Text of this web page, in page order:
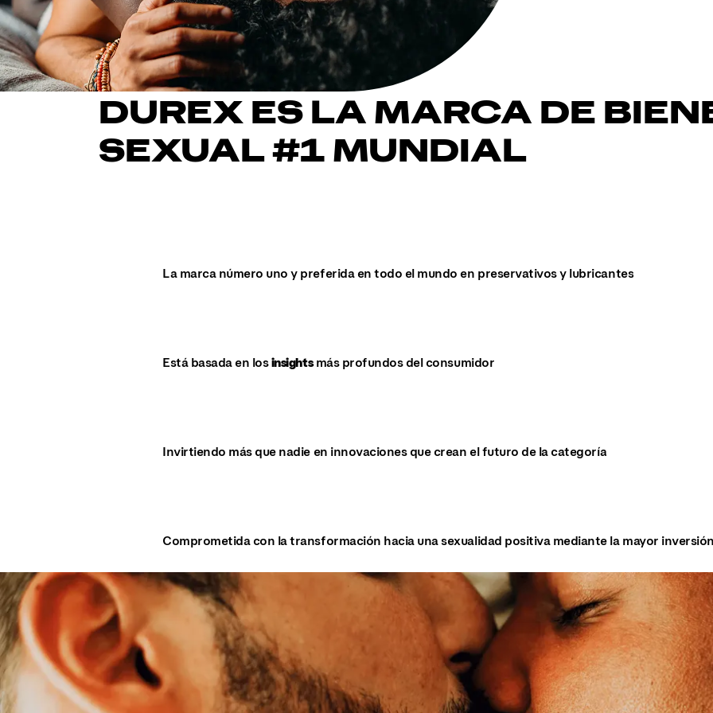
DUREX ES LA MARCA DE
SEXUAL #1 MUNDIAL
La marca número uno y preferida en todo el mundo en preservativos y lubricantes
Está basada en losinsightsmás profundos del consumidor
Invirtiendo más que nadie en innovaciones que crean el futuro de la categoría
Comprometida con la transformación hacia una sexualidad positiva mediante la mayor